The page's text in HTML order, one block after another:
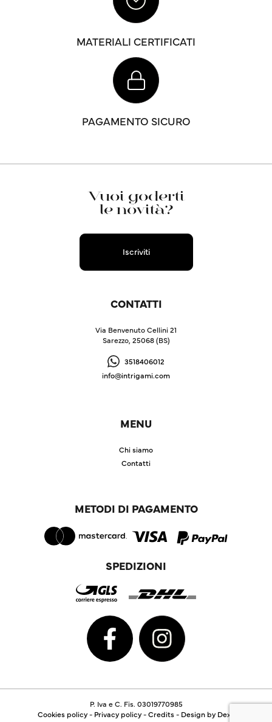
MATERIALI CERTIFICATI
PAGAMENTO SICURO
Vuoi goderti
le novità?
Iscriviti
CONTATTI
Via Benvenuto Cellini 21
Sarezzo, 25068 (BS)
3518406012
info@intrigami.com
MENU
Chi siamo
Contatti
METODI DI PAGAMENTO
SPEDIZIONI
P. Iva e C. Fis. 03019770985
Cookies policy- Privacy policy-Credits- Design by Dexa